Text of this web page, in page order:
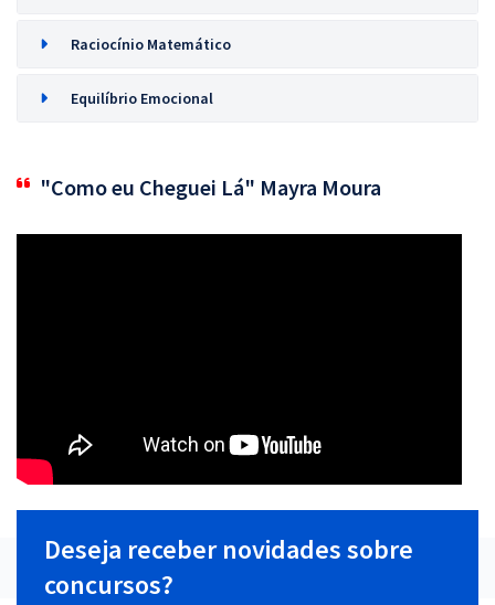
Raciocínio Matemático
Equilíbrio Emocional
"Como eu Cheguei Lá" Mayra Moura
Deseja receber novidades sobre
concursos?